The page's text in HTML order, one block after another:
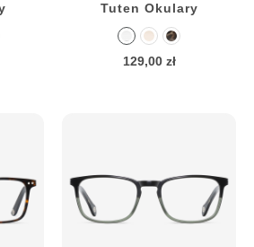
Tuten Okulary
129,00 zł